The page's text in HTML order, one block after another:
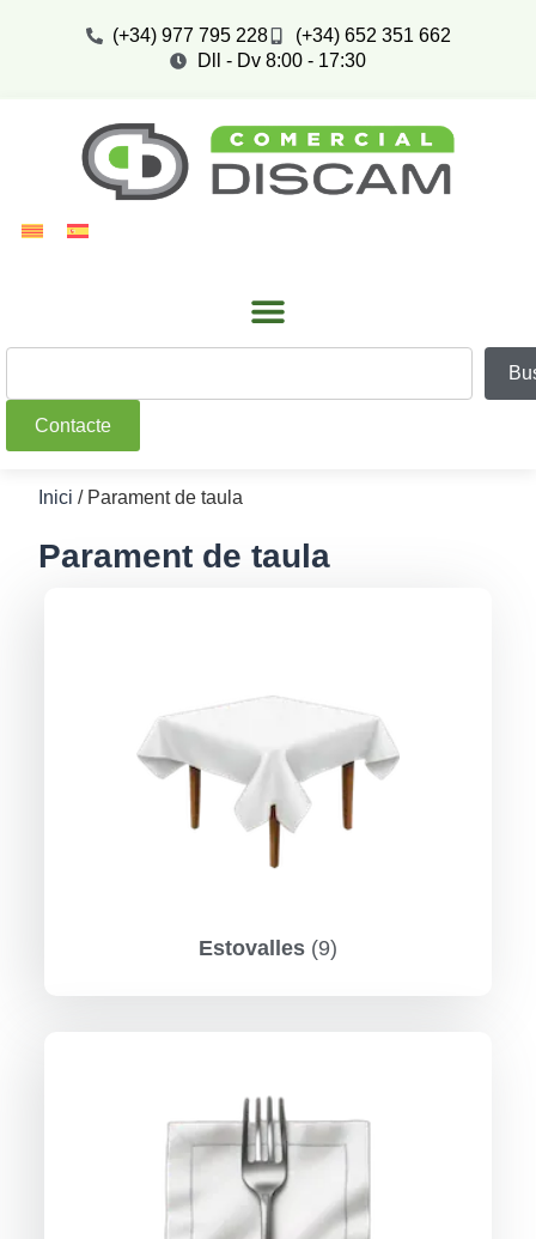
(+34) 977 795 228
(+34) 652 351 662
Dll - Dv 8:00 - 17:30
Contacte
Inici / Parament de taula
Parament de taula
Estovalles (9)